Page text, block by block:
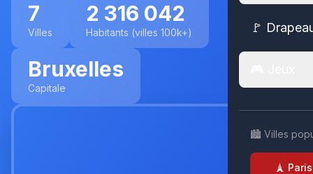
🚩
🏙️ Villes
🗼 Paris
7
Villes
2 316 042
Habitants (villes 100k+)
Bruxelles
Capitale